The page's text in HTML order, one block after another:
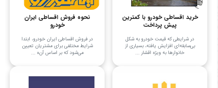
خرید اقساطی خودرو با کمترین
پیش پرداخت
در شرایطی که قیمت خودرو به شکل
بی‌سابقه‌ای افزایش یافته، بسیاری از
خانوارها به ویژه اقشار ...
نحوه فروش اقساطی ایران
خودرو
در فروش اقساطی ایران خودرو، ابتدا
شرایط مختلفی برای مشتریان تعیین
می‌شود که بر اساس آن‌ه ...